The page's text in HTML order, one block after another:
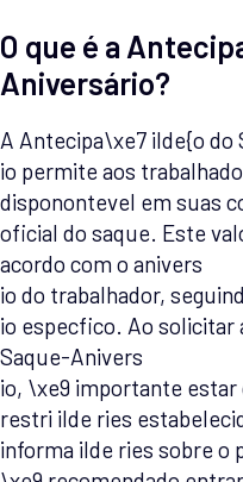
O que é a
Aniversário?
A Antecipa\xe7 ilde{o do
io permite aos
disponontevel em suas
oficial do saque. Este
acordo com o anivers
io do trabalhador,
io especfico. Ao solicitar
Saque-Anivers
io, \xe9 importante estar
restri ilde ries
informa ilde ries sobre o